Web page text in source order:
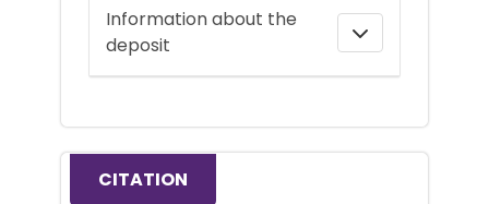
Information about the
deposit
CITATION